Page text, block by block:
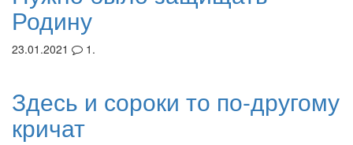
Родину
23.01.2021 1.
Здесь и сороки то по-другому
кричат